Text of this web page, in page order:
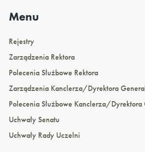
Menu
Rejestry
Zarządzenia Rektora
Polecenia Służbowe Rektora
Zarządzenia Kanclerza/Dyrektora
Polecenia Służbowe Kanclerza/Dyrektora
Uchwały Senatu
Uchwały Rady Uczelni